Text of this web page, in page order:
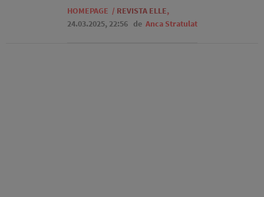
HOMEPAGE / REVISTA ELLE,
24.03.2025, 22:56 de Anca Stratulat